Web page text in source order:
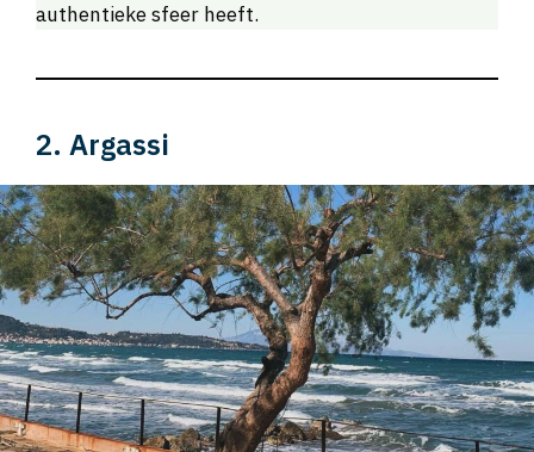
authentieke sfeer heeft.
2. Argassi